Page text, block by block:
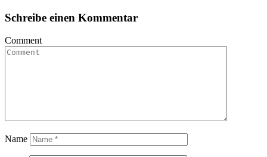
Schreibe einen Kommentar
Comment
Name